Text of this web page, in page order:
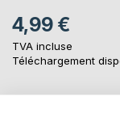
4,99 €
TVA incluse
Téléchargement